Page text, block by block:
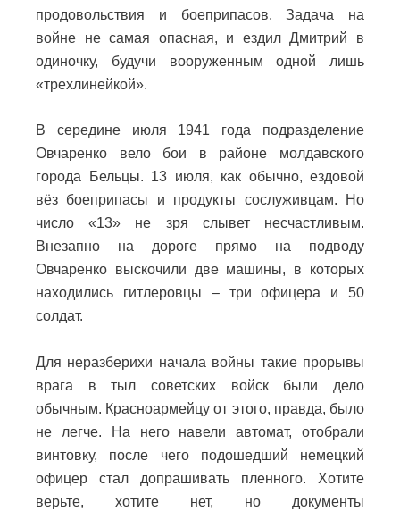
продовольствия и боеприпасов. Задача на
войне не самая опасная, и ездил Дмитрий в
одиночку, будучи вооруженным одной лишь
«трехлинейкой».
В середине июля 1941 года подразделение
Овчаренко вело бои в районе молдавского
города Бельцы. 13 июля, как обычно, ездовой
вёз боеприпасы и продукты сослуживцам.
Но
число «13» не зря слывет несчастливым.
Внезапно на дороге прямо на подводу
Овчаренко выскочили две машины, в которых
находились гитлеровцы – три офицера и 50
солдат.
Для неразберихи начала войны такие прорывы
врага в тыл советских войск были дело
обычным. Красноармейцу от этого, правда, было
не легче. На него навели автомат, отобрали
винтовку, после чего подошедший немецкий
офицер стал допрашивать пленного. Хотите
верьте, хотите нет, но документы